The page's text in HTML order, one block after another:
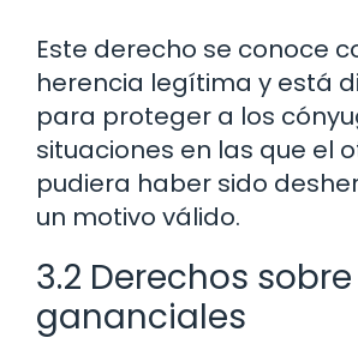
Este derecho se conoce
herencia legítima y está
para proteger a los
situaciones en las que el
pudiera haber sido
un motivo válido.
3.2 Derechos
gananciales